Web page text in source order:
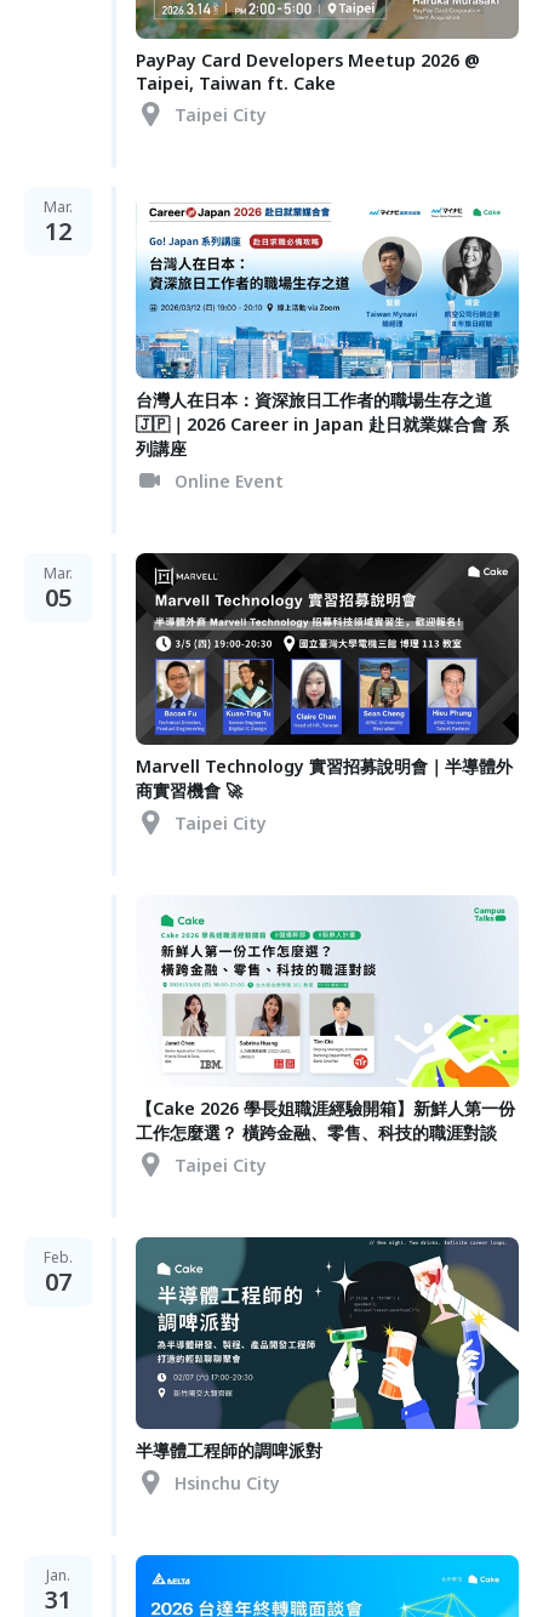
PayPay Card Developers Meetup 2026 @
Taipei, Taiwan ft. Cake
Taipei City
Mar.
12
台灣人在日本：資深旅日工作者的職場生存之道
🇯🇵｜2026 Career in Japan 赴日就業媒合會 系
列講座
Online Event
Mar.
05
Marvell Technology 實習招募說明會｜半導體外
商實習機會 🚀
Taipei City
【Cake 2026 學長姐職涯經驗開箱】新鮮人第一份
工作怎麼選？ 橫跨金融、零售、科技的職涯對談
Taipei City
Feb.
07
半導體工程師的調啤派對
Hsinchu City
Jan.
31